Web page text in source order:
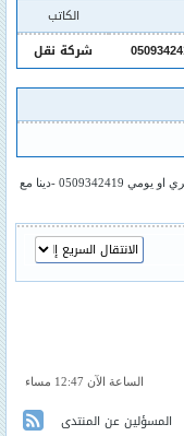
الكاتب
شركة نقل
دينا مبردة ايجار شهري او يومي 0509342419 -دينا مع
الساعة الآن 12:47 مساء
المسؤلين عن المنتدى